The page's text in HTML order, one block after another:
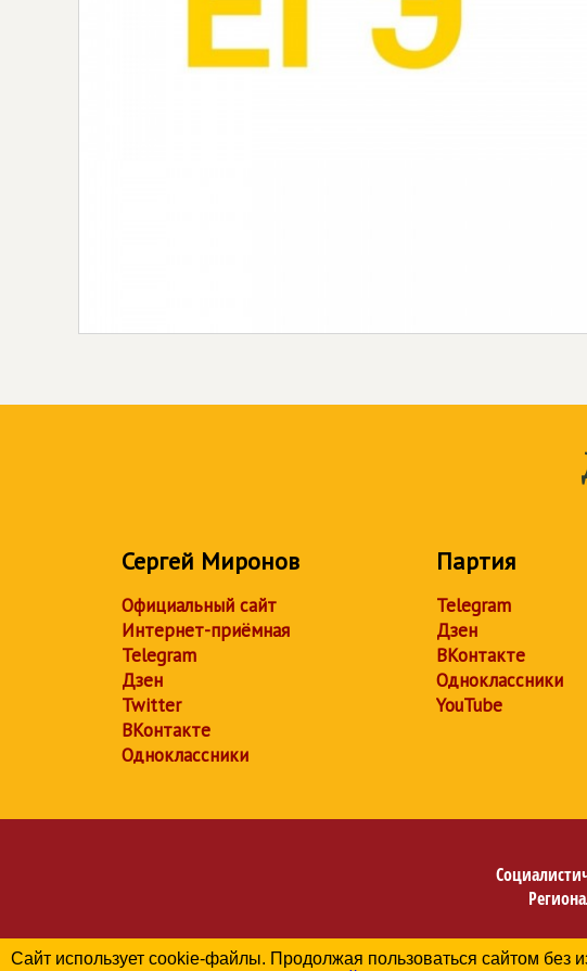
Сергей Миронов
Официальный сайт
Интернет-приёмная
Telegram
Дзен
Twitter
ВКонтакте
Одноклассники
Партия
Telegram
Дзен
ВКонтакте
Одноклассники
YouTube
Сайт использует cookie-файлы. Продолжая пользоваться сайтом без